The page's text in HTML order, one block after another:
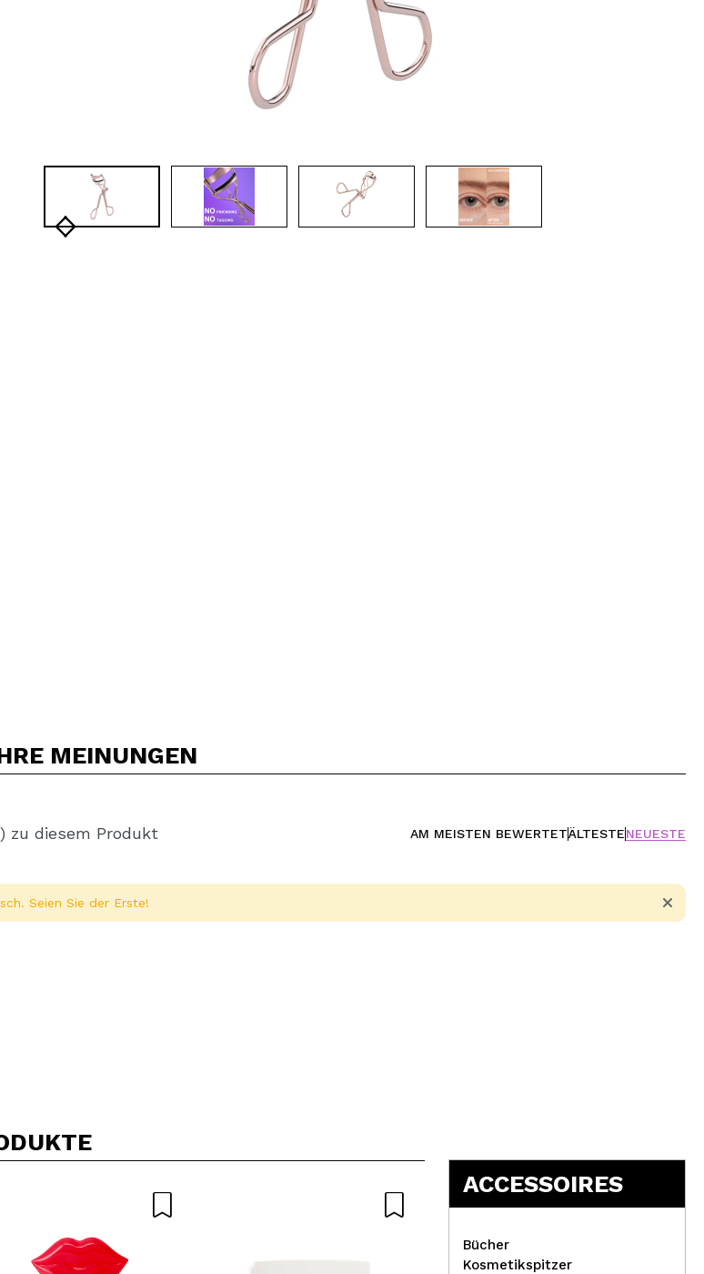
bisherigen Vorgänge einsehen.
BENUTZERKONTO ERSTELLEN
MEINUNGEN
zu diesem Produkt AM MEISTEN BEWERTETÄLTESTENEUESTE
Seien Sie der Erste!
ACCESSOIRES
Bücher
Kosmetikspitzer